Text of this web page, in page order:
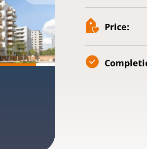
Price: